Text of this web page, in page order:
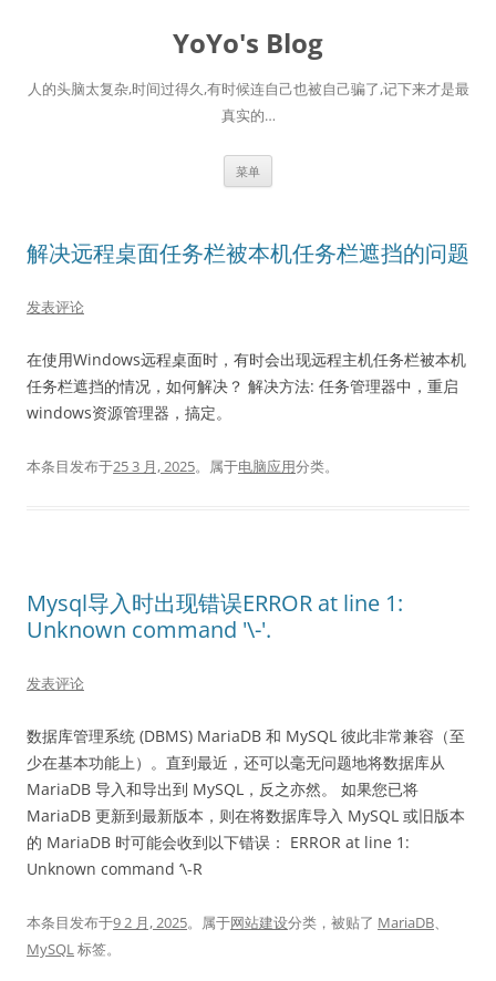
YoYo's Blog
人的头脑太复杂,时间过得久,有时候连自己也被自己骗了,记下来才是最
真实的…
菜单
解决远程桌面任务栏被本机任务栏遮挡的问题
发表评论
在使用Windows远程桌面时，有时会出现远程主机任务栏被本机
任务栏遮挡的情况，如何解决？ 解决方法: 任务管理器中，重启
windows资源管理器，搞定。
本条目发布于25 3 月, 2025。属于电脑应用分类。
Mysql导入时出现错误ERROR at line 1:
Unknown command '\-'.
发表评论
数据库管理系统 (DBMS) MariaDB 和 MySQL 彼此非常兼容（至
少在基本功能上）。直到最近，还可以毫无问题地将数据库从
MariaDB 导入和导出到 MySQL，反之亦然。 如果您已将
MariaDB 更新到最新版本，则在将数据库导入 MySQL 或旧版本
的 MariaDB 时可能会收到以下错误： ERROR at line 1:
Unknown command ‘\-R
本条目发布于9 2 月, 2025。属于网站建设分类，被贴了 MariaDB、
MySQL标签。